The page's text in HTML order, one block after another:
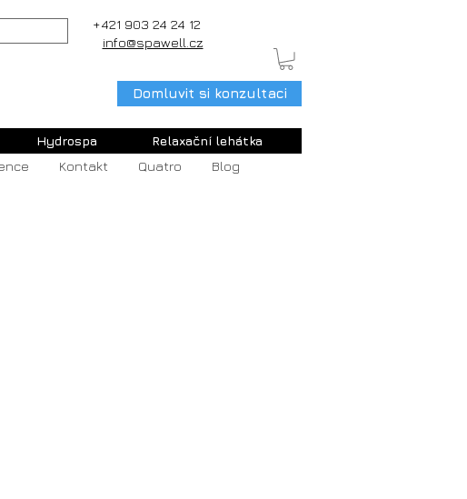
info@spawell.cz
+421 903 24 24 12
Domluvit si konzultaci
Hydrospa
Relaxační lehátka
Kontakt Quatro Blog